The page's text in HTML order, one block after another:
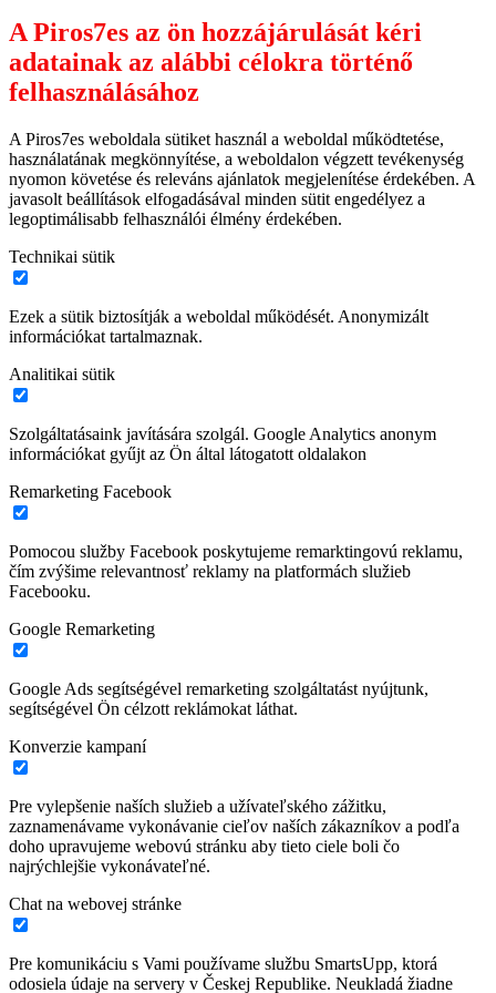
A Piros7es az ön hozzájárulását kéri
adatainak az alábbi célokra történő
felhasználásához
A Piros7es weboldala sütiket használ a weboldal működtetése,
használatának megkönnyítése, a weboldalon végzett tevékenység
nyomon követése és releváns ajánlatok megjelenítése érdekében. A
javasolt beállítások elfogadásával minden sütit engedélyez a
legoptimálisabb felhasználói élmény érdekében.
Technikai sütik
Ezek a sütik biztosítják a weboldal működését. Anonymizált
információkat tartalmaznak.
Analitikai sütik
Szolgáltatásaink javítására szolgál. Google Analytics anonym
információkat gyűjt az Ön által látogatott oldalakon
Remarketing Facebook
Pomocou služby Facebook poskytujeme remarktingovú reklamu,
čím zvýšime relevantnosť reklamy na platformách služieb
Facebooku.
Google Remarketing
Google Ads segítségével remarketing szolgáltatást nyújtunk,
segítségével Ön célzott reklámokat láthat.
Konverzie kampaní
Pre vylepšenie naších služieb a užívateľského zážitku,
zaznamenávame vykonávanie cieľov naších zákazníkov a podľa
doho upravujeme webovú stránku aby tieto ciele boli čo
najrýchlejšie vykonávateľné.
Chat na webovej stránke
Pre komunikáciu s Vami používame službu SmartsUpp, ktorá
odosiela údaje na servery v Českej Republike. Neukladá žiadne